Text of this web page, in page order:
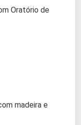
madeira e